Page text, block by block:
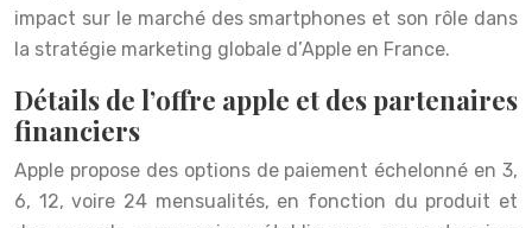
impact sur le marché des smartphones et son rôle dans
la stratégie marketing globale d’Apple en France.
Détails de l’offre apple et des partenaires
financiers
Apple propose des options de paiement échelonné en 3,
6, 12, voire 24 mensualités, en fonction du produit et